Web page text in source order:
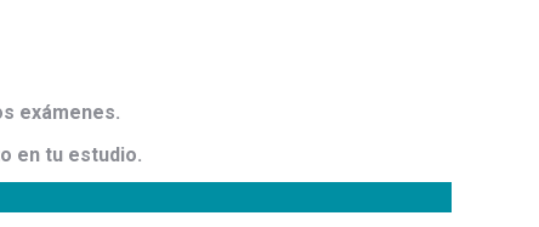
exámenes.
en tu estudio.